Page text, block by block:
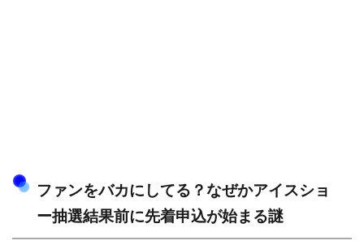
ファンをバカにしてる？なぜかアイスショ
ー抽選結果前に先着申込が始まる謎